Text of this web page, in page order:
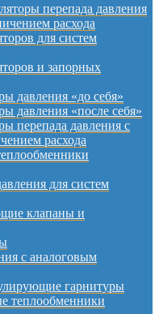
перепада давления
расхода
для систем
и запорных
давления «до себя»
давления «после себя»
перепада давления с
расхода
для систем
клапаны и
с аналоговым
гарнитуры
теплообменники